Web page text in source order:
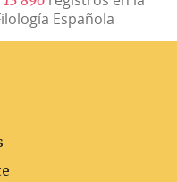
Española